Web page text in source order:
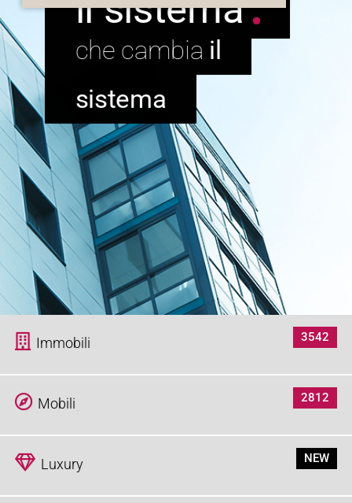
il sistema
il
sistema
Immobili 3542
Mobili 2812
Luxury NEW